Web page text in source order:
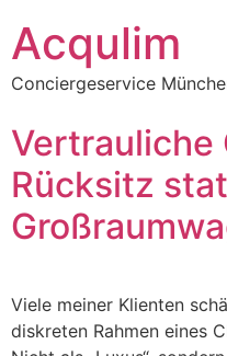
content
Acqulim
Conciergeservice
Vertrauliche
Rücksitz
Viele meiner Klienten
diskreten Rahmen eines